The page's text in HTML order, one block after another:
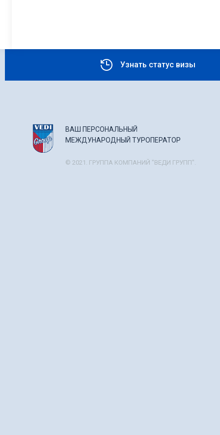
Узнать статус визы
ВАШ ПЕРСОНАЛЬНЫЙ
МЕЖДУНАРОДНЫЙ ТУРОПЕРАТОР
© 2021. ГРУППА КОМПАНИЙ "ВЕДИ ГРУПП".